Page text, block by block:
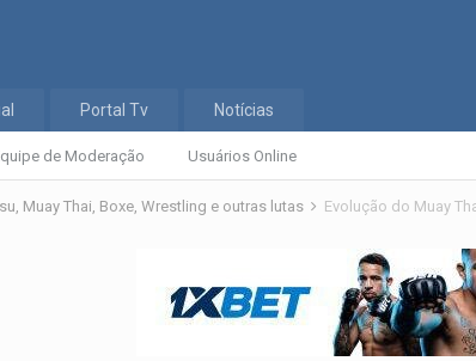
de Moderação Usuários Online
Portal Tv Notícias
Muay Thai, Boxe, Wrestling e outras lutas